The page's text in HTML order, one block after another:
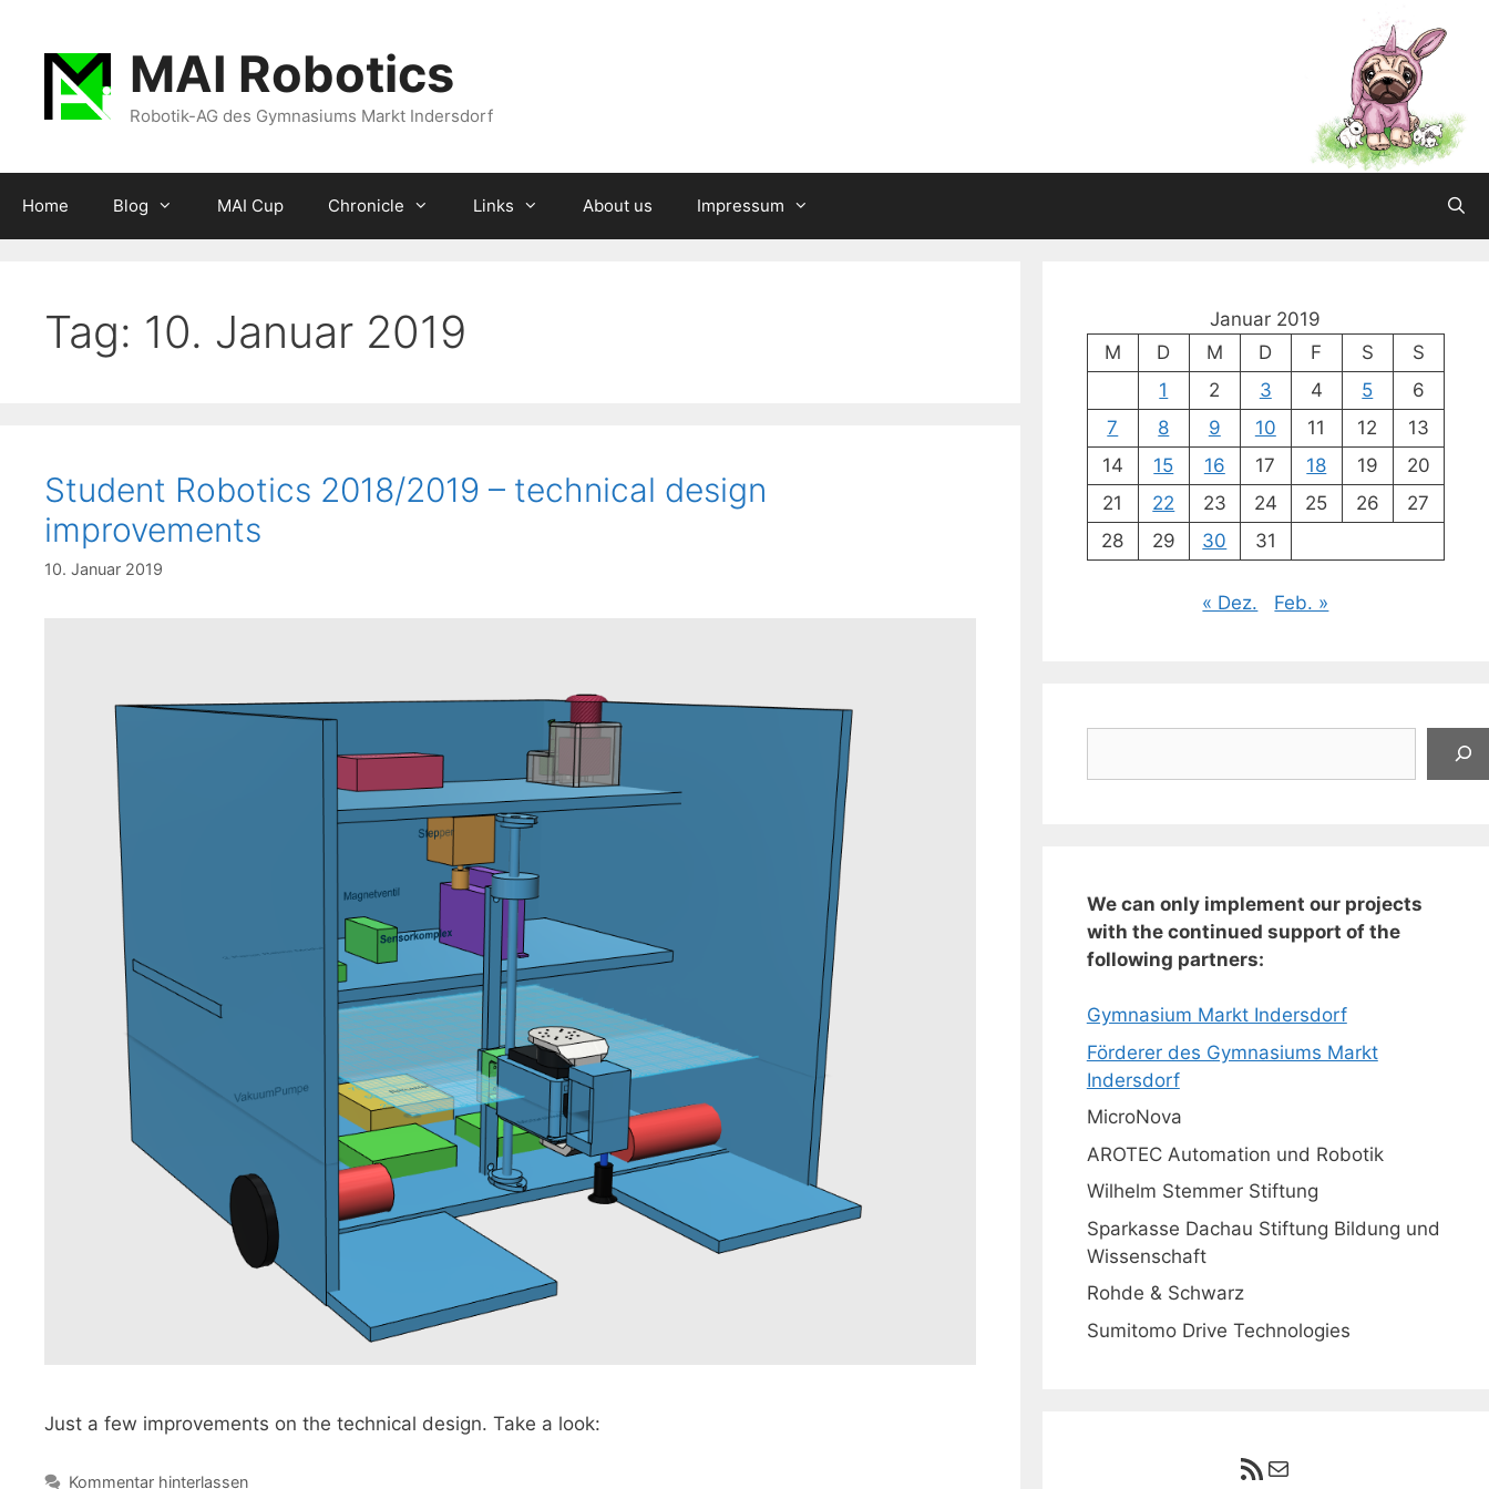
springen
MAI Robotics
Robotik-AG des Gymnasiums Markt Indersdorf
Home Blog MAI Cup Chronicle Links About us Impressum
Tag: 10. Januar 2019
Student Robotics 2018/2019 – technical design
improvements
10. Januar 2019
Just a few improvements on the technical design. Take a look:
Kommentar hinterlassen
Januar 2019
M
D M D F S
S
1
2 3 4 5
6
7
8 9 10 11 12
13
14
15 16 17 18 19
20
21
22 23 24 25 26
27
28
29 30 31
« Dez. Feb. »
We can only implement our projects
with the continued support of the
following partners:
Gymnasium Markt Indersdorf
Förderer des Gymnasiums Markt
Indersdorf
MicroNova
AROTEC Automation und Robotik
Wilhelm Stemmer Stiftung
Sparkasse Dachau Stiftung Bildung und
Wissenschaft
Rohde & Schwarz
Sumitomo Drive Technologies
RSS-Feed
E-Mail